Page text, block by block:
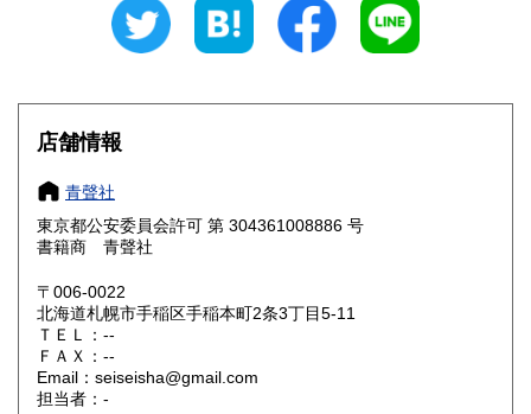
200円 三重県
大阪府
奈良県
鳥取県 200円 島根県
岡山県
山口県
香川県
店舗情報
青聲社
東京都公安委員会許可 第 304361008886 号
書籍商 青聲社
〒006-0022
北海道札幌市手稲区手稲本町2条3丁目5-11
ＴＥＬ：--
ＦＡＸ：--
Email：seiseisha@gmail.com
担当者：-